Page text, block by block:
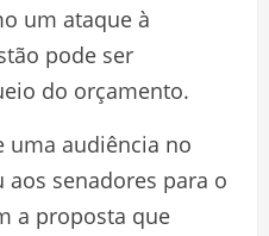
um ataque à
pode ser
do orçamento.
uma audiência no
aos senadores para o
a proposta que